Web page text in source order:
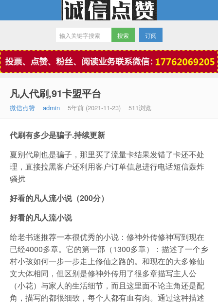
微信点赞
订阅
凡人代刷,91卡盟平台
微信点赞 admin 5年前 (2021-11-23) 511浏览
代刷有多少是骗子.持续更新
夏别代刷也是骗子，那里买了流量卡结果发错了卡还不处
理，直接拉黑客户还利用客户订单信息进行电话短信轰炸
骚扰
好看的凡人流小说（200分）
好看的凡人流小说
给老书迷推荐一本很优秀的小说：修神外传修神写到现在
已经4000多章。它的第一部（1300多章）：描述了一个乡
村小孩如何一步一步走上修仙之路的。和现在的大多修仙
文大体相同，但区别是修神外传用了很多章描写主人公
（小花）与家人的生活细节，而且这里面不论主角还是配
角，描写的都很细致，每个人都有血有肉。通过这种描述